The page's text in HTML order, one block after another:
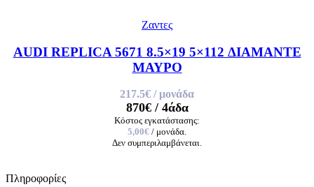
Ζαντες
AUDI REPLICA 5671 8.5×19 5×112 ΔΙΑΜΑΝΤΕ
ΜΑΥΡΟ
217.5€ / μονάδα
870€/ 4άδα
Κόστος εγκατάστασης:
5,00€ / μονάδα.
Δεν συμπεριλαμβάνεται.
Πληροφορίες